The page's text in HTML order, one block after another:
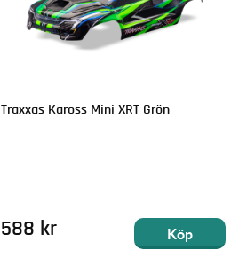
Traxxas Kaross Mini XRT Grön
588 kr Köp